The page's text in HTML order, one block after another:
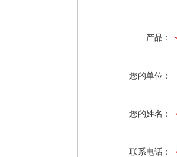
产品：
您的单位：
您的姓名：
联系电话：